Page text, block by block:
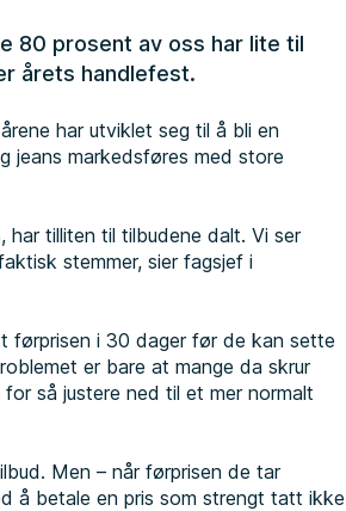
80 prosent av oss har lite til
årets handlefest.
har utviklet seg til å bli en
jeans markedsføres med store
tilliten til tilbudene dalt. Vi ser
stemmer, sier fagsjef i
førprisen i 30 dager før de kan sette
er bare at mange da skrur
så justere ned til et mer normalt
Men – når førprisen de tar
å betale en pris som strengt tatt ikke